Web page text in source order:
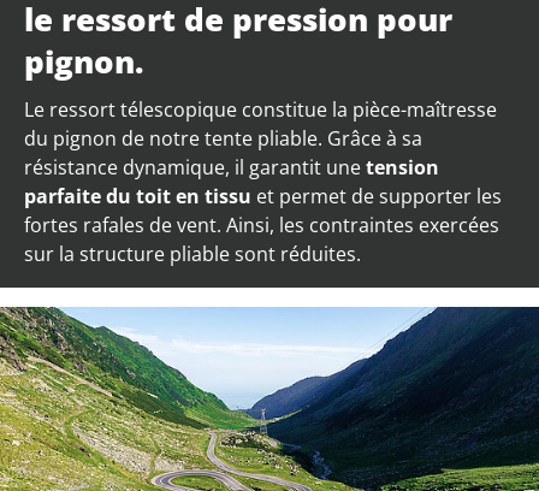
le ressort de pression pour
pignon.
Le ressort télescopique constitue la pièce-maîtresse
du pignon de notre tente pliable. Grâce à sa
résistance dynamique, il garantit unetension
parfaite du toit en tissu et permet de supporter les
fortes rafales de vent. Ainsi, les contraintes exercées
sur la structure pliable sont réduites.